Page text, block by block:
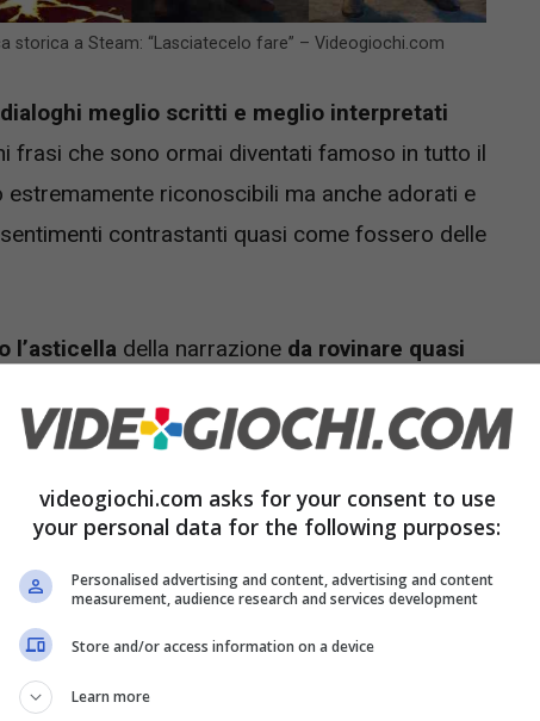
storica a Steam: “Lasciatecelo fare” – Videogiochi.com
meglio scritti e meglio interpretati
frasi che sono ormai diventati famoso in tutto il
riconoscibili ma anche adorati e
contrastanti quasi come fossero delle
l’asticella della narrazione da rovinare quasi
grazie a un titolo che praticamente ha
livello estremamente difficile da
e l’intero studio si sono contraddistinti
modi diversi.
di Baludr’s Gate 3
Studios, riesce sempre a catturare tutti con
dai giocatori. Come quando ha protetto
videogiochi.com asks for your consent to use
your personal data for the following purposes:
Personalised advertising and content, advertising and content
measurement, audience research and services development
Store and/or access information on a device
Learn more